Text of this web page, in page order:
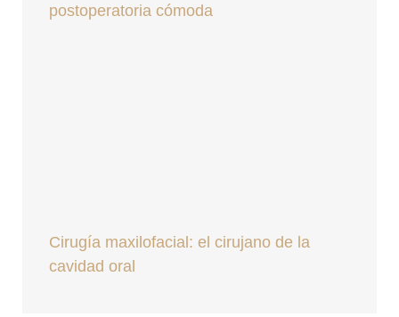
postoperatoria cómoda
Cirugía maxilofacial: el cirujano de la
cavidad oral